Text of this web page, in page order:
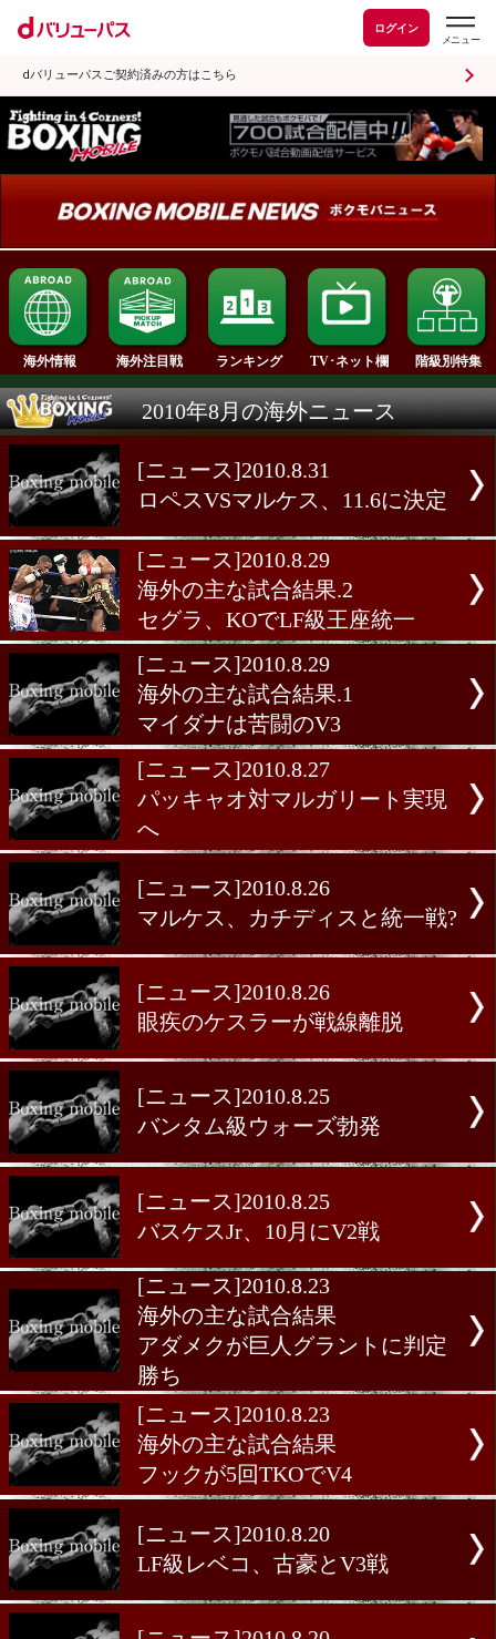
ログイン
dバリューパスご契約済みの方はこちら
海外情報 海外注目戦 ランキング TV･ネット欄
2010年8月の海外ニュース
[ニュース]2010.8.31
ロペスVSマルケス、11.6に
[ニュース]2010.8.29
海外の主な試合結果.2
セグラ、KOでLF級王座統
[ニュース]2010.8.29
マイダナは苦闘のV3
[ニュース]2010.8.27
パッキャオ対マルガリート
へ
[ニュース]2010.8.26
マルケス、カチディスと統
[ニュース]2010.8.26
眼疾のケスラーが戦線離脱
[ニュース]2010.8.25
バンタム級ウォーズ勃発
[ニュース]2010.8.25
バスケスJr、10月にV2戦
[ニュース]2010.8.23